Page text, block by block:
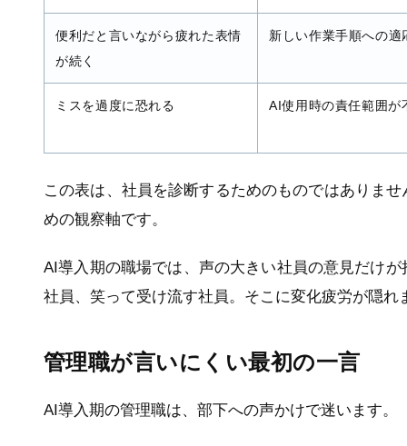
便利だと言いながら疲れた表情
が続く
新しい作業手順への適
ミスを過度に恐れる AI使用時の責任範囲が
この表は、社員を診断するためのものではありま
めの観察軸です。
AI導入期の職場では、声の大きい社員の意見だけ
社員、笑って受け流す社員。そこに変化疲労が隠れ
管理職が言いにくい最初の一言
AI導入期の管理職は、部下への声かけで迷います。